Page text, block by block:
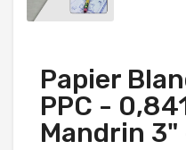
Papier
PPC -
Mandrin 3"